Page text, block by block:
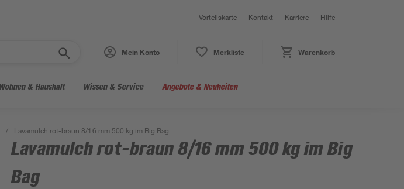
Vorteilskarte Kontakt Karriere Hilfe
Mein Konto Merkliste Warenkorb
Wohnen & Haushalt Wissen & Service Angebote & Neuheiten
/ Lavamulch rot-braun 8/16 mm 500 kg im Big Bag
Lavamulch rot-braun 8/16 mm 500 kg im Big
Bag